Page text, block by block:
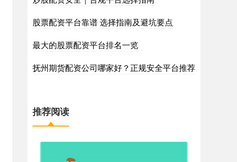
股票配资平台靠谱 选择指南及避坑要点
最大的股票配资平台排名一览
抚州期货配资公司哪家好？正规安全平台推荐
推荐阅读